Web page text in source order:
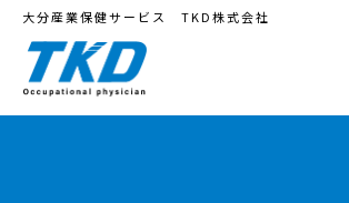
大分産業保健サービス TKD株式会社